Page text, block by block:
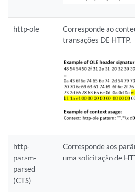
http-ole
Corresponde ao
transações DE HTTP.
http-
param-
parsed
(CTS)
Corresponde aos
uma solicitação de